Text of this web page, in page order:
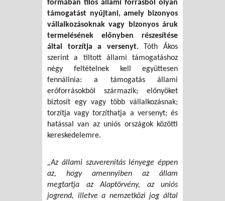
formában tilos állami forrásból olyan
támogatást nyújtani, amely bizonyos
vállalkozásoknak vagy bizonyos áruk
termelésének előnyben részesítése
által torzítja a versenyt.Tóth Ákos
szerint a tiltott állami támogatáshoz
négy feltételnek kell együttesen
fennállnia: a támogatás állami
erőforrásokból származik; előnyöket
biztosít egy vagy több vállalkozásnak;
torzítja vagy torzíthatja a versenyt; és
hatással van az uniós országok közötti
kereskedelemre.
„Az állami szuverenitás lényege éppen
az, hogy amennyiben az állam
megtartja az Alaptörvény, az uniós
jogrend, illetve a nemzetközi jog által